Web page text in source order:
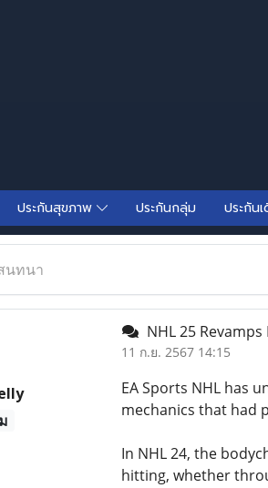
ประกันสุขภาพ ประกันกลุ่ม ประกัน
นทนา
NHL 25
11 ก.ย. 2567 14:15
EA Sports NHL has
mechanics that had
In NHL 24, the
hitting, whether